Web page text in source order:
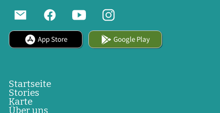
App Store Google Play
Startseite
Stories
Karte
Über uns